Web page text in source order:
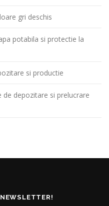
gri deschis
potabila si protectie la
si productie
depozitare si prelucrare